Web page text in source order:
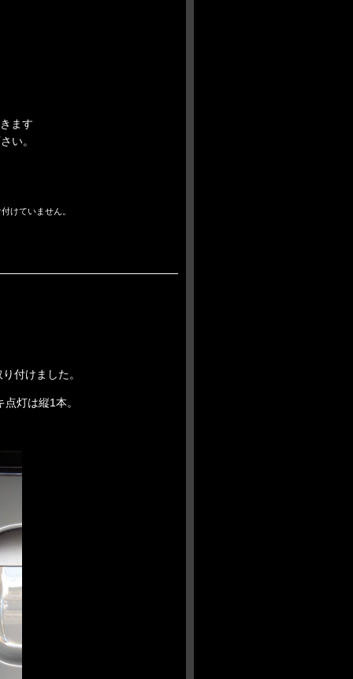
ます
い。
けていません。
付けました。
灯は縦1本。